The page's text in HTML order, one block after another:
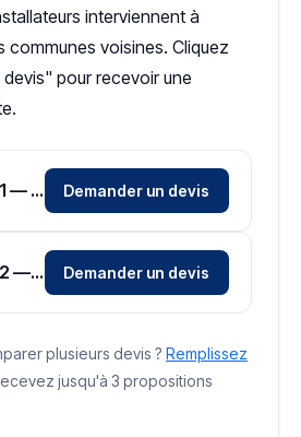
interviennent à
communes voisines. Cliquez
pour recevoir une
Installateur #1 — Zone Pyrénées-Atlantiques Demander un devis
Installateur #2 — Zone Pyrénées-Atlantiques Demander un devis
plusieurs devis ? Remplissez
jusqu'à 3 propositions